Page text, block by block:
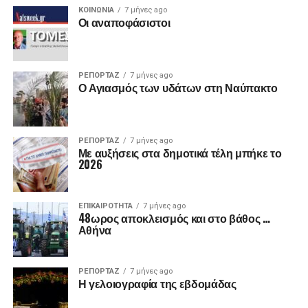
ΚΟΙΝΩΝΙΑ 7 μήνες ago
Οι αναποφάσιστοι
ΡΕΠΟΡΤΑΖ 7 μήνες ago
Ο Αγιασμός των υδάτων στη Ναύπακτο
ΡΕΠΟΡΤΑΖ 7 μήνες ago
Με αυξήσεις στα δημοτικά τέλη μπήκε το
2026
ΕΠΙΚΑΙΡΟΤΗΤΑ 7 μήνες ago
48ωρος αποκλεισμός και στο βάθος …
Αθήνα
ΡΕΠΟΡΤΑΖ 7 μήνες ago
Η γελοιογραφία της εβδομάδας